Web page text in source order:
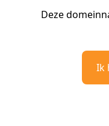
Deze
Ik